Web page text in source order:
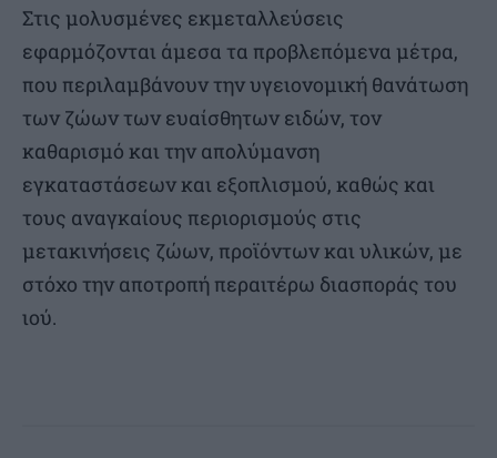
Στις μολυσμένες εκμεταλλεύσεις
εφαρμόζονται άμεσα τα προβλεπόμενα μέτρα,
που περιλαμβάνουν την υγειονομική θανάτωση
των ζώων των ευαίσθητων ειδών, τον
καθαρισμό και την απολύμανση
εγκαταστάσεων και εξοπλισμού, καθώς και
τους αναγκαίους περιορισμούς στις
μετακινήσεις ζώων, προϊόντων και υλικών, με
στόχο την αποτροπή περαιτέρω διασποράς του
ιού.